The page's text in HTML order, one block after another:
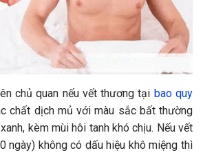
chủ quan nếu vết thương tại bao quy
chất dịch mủ với màu sắc bất thường
kèm mùi hôi tanh khó chịu. Nếu vết
ngày) không có dấu hiệu khô miệng thì